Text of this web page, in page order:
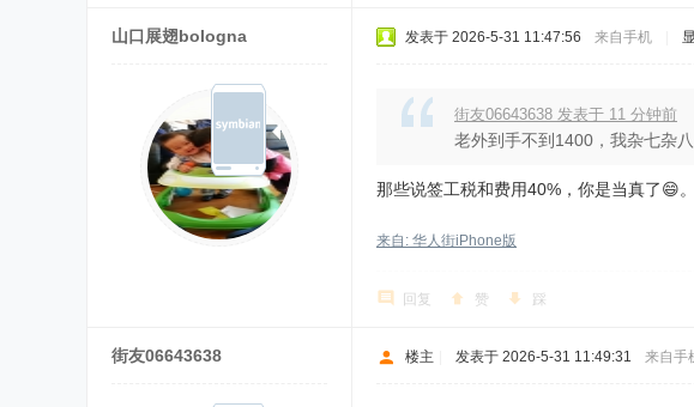
山口展翅bologna 发表于 2026-5-31 11:47:56 来自手机
街友06643638 发表于 11 分钟前
老外到手不到1400，我杂七杂
那些说签工税和费用40%，你是当真了😄。
来自: 华人街iPhone版
回复 赞 踩
街友06643638 楼主 发表于 2026-5-31 11:49:31 来自手